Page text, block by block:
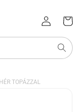
Bejelentkezés
kosara
TOPÁZZAL